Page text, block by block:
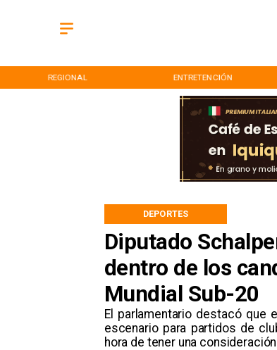
REGIONAL ENTRETENCIÓN
Diputado
dentro de los
Mundial Sub-20
El parlamentario destacó que
escenario para partidos de
hora de tener una
DEPORTES